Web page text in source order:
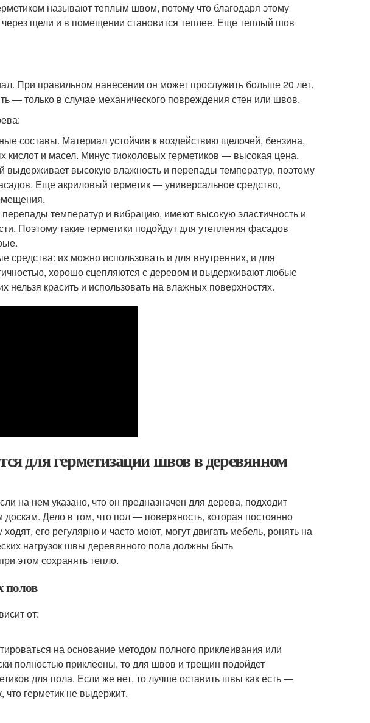
называют теплым швом, потому что благодаря этому
щели и в помещении становится теплее. Еще теплый шов
При правильном нанесении он может прослужить больше 20 лет.
— только в случае механического повреждения стен или швов.
составы. Материал устойчив к воздействию щелочей, бензина,
кислот и масел. Минус тиоколовых герметиков — высокая цена.
высокую влажность и перепады температур, поэтому
Еще акриловый герметик — универсальное средство,
температур и вибрацию, имеют высокую эластичность и
Поэтому такие герметики подойдут для утепления фасадов
их можно использовать и для внутренних, и для
хорошо сцепляются с деревом и выдерживают любые
красить и использовать на влажных поверхностях.
для герметизации швов в деревянном
на нем указано, что он предназначен для дерева, подходит
Дело в том, что пол — поверхность, которая постоянно
его регулярно и часто моют, могут двигать мебель, ронять на
нагрузок швы деревянного пола должны быть
этом сохранять тепло.
полов
от:
на основание методом полного приклеивания или
полностью приклеены, то для швов и трещин подойдет
для пола. Если же нет, то лучше оставить швы как есть —
что герметик не выдержит.